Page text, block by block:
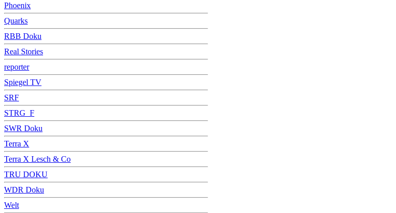
Phoenix
Quarks
RBB Doku
Real Stories
reporter
Spiegel TV
SRF
STRG_F
SWR Doku
Terra X
Terra X Lesch & Co
TRU DOKU
WDR Doku
Welt